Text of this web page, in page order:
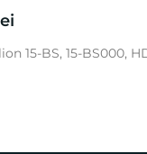
15-BS, 15-BS000,